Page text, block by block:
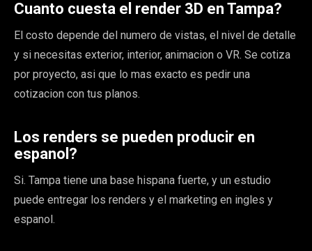
Cuanto cuesta el render 3D en Tampa?
El costo depende del numero de vistas, el nivel de detalle
y si necesitas exterior, interior, animacion o VR. Se cotiza
por proyecto, asi que lo mas exacto es pedir una
cotizacion con tus planos.
Los renders se pueden producir en
espanol?
Si. Tampa tiene una base hispana fuerte, y un estudio
puede entregar los renders y el marketing en ingles y
espanol.